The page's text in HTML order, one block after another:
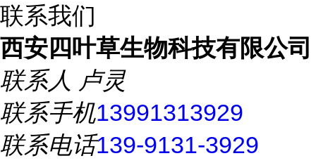
联系我们
西安四叶草生物科技有限公司
联系人 卢灵
联系手机13991313929
联系电话139-9131-3929